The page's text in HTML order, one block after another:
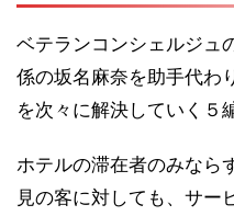
ベテランコンシェルジュ
係の坂名麻奈を助手代わ
を次々に解決していく５
ホテルの滞在者のみなら
見の客に対しても、サー